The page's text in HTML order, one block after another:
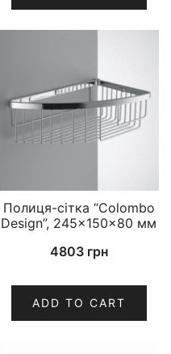
Полиця-сітка “Colombo
Design”, 245×150×80 мм
4803 грн
ADD TO CART